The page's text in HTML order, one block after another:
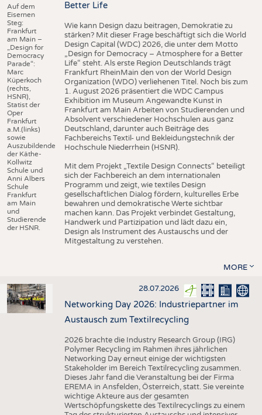
Auf dem
Eisernen
Steg:
Frankfurt
am Main –
„Design for
Democracy
Parade“:
Marc
Küperkoch
(rechts,
HSNR),
Statist der
Oper
Frankfurt
a.M.(links)
sowie
Auszubildende
der Käthe-
Kollwitz
Schule und
Anni Albers
Schule
Frankfurt
am Main
und
Studierende
der HSNR.
Better Life
Wie kann Design dazu beitragen, Demokratie zu
stärken? Mit dieser Frage beschäftigt sich die World
Design Capital (WDC) 2026, die unter dem Motto
„Design for Democracy – Atmosphere for a Better
Life“ steht. Als erste Region Deutschlands trägt
Frankfurt RheinMain den von der World Design
Organization (WDO) verliehenen Titel. Noch bis zum
1. August 2026 präsentiert die WDC Campus
Exhibition im Museum Angewandte Kunst in
Frankfurt am Main Arbeiten von Studierenden und
Absolvent verschiedener Hochschulen aus ganz
Deutschland, darunter auch Beiträge des
Fachbereichs Textil- und Bekleidungstechnik der
Hochschule Niederrhein (HSNR).
Mit dem Projekt „Textile Design Connects“ beteiligt
sich der Fachbereich an dem internationalen
Programm und zeigt, wie textiles Design
gesellschaftlichen Dialog fördern, kulturelles Erbe
bewahren und demokratische Werte sichtbar
machen kann. Das Projekt verbindet Gestaltung,
Handwerk und Partizipation und lädt dazu ein,
Design als Instrument des Austauschs und der
Mitgestaltung zu verstehen.
MORE
28.07.2026
Networking Day 2026: Industriepartner im
Austausch zum Textilrecycling
2026 brachte die Industry Research Group (IRG)
Polymer Recycling im Rahmen ihres jährlichen
Networking Day erneut einige der wichtigsten
Stakeholder im Bereich Textilrecycling zusammen.
Dieses Jahr fand die Veranstaltung bei der Firma
EREMA in Ansfelden, Österreich, statt. Sie vereinte
wichtige Akteure aus der gesamten
Wertschöpfungskette des Textilrecyclings zu einem